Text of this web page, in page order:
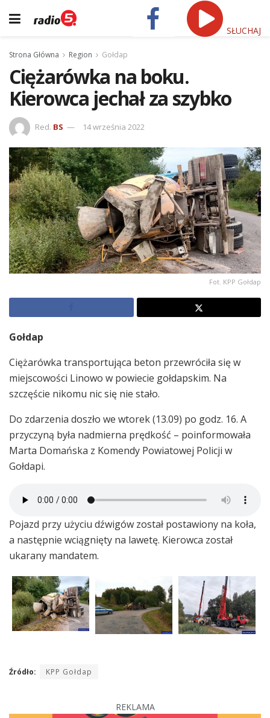
SŁUCHAJ
Strona Główna Region Gołdap
Ciężarówka na boku.
Kierowca jechał za szybko
Red. BS 14 września 2022
Fot. KPP Gołdap
Gołdap
Ciężarówka transportująca beton przewróciła się w
miejscowości Linowo w powiecie gołdapskim. Na
szczęście nikomu nic się nie stało.
Do zdarzenia doszło we wtorek (13.09) po godz. 16. A
przyczyną była nadmierna prędkość – poinformowała
Marta Domańska z Komendy Powiatowej Policji w
Gołdapi.
Pojazd przy użyciu dźwigów został postawiony na koła,
a następnie wciągnięty na lawetę. Kierowca został
ukarany mandatem.
Źródło: KPP Gołdap
REKLAMA